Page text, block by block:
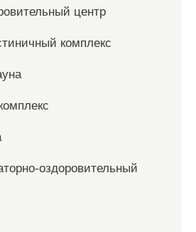
центр
комплекс
оздоровительный